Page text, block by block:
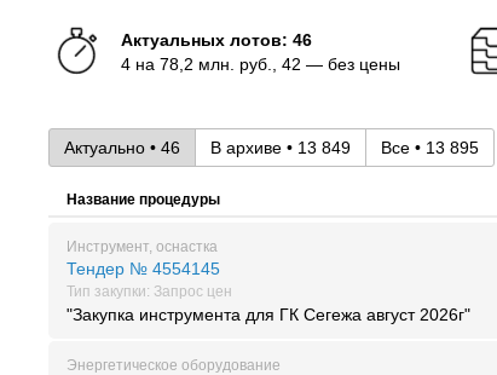
Актуальных лотов: 46
4 на 78,2 млн. руб., 42 — без цены
Актуально • 46 В архиве • 13 849 Все • 13 895
Название процедуры
Инструмент, оснастка
Тендер № 4554145
Тип закупки: Запрос цен
"Закупка инструмента для ГК Сегежа август 2026г"
Энергетическое оборудование